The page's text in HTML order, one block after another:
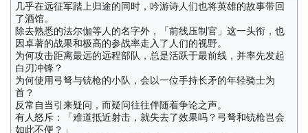
几乎在远征军踏上归途的同时，吟游诗人们也将英雄的故事带回
了酒馆。
除去熟悉的法尔伽等人的名字外，「前线压制官」这一头衔，也
因卓著的战果和极高的参战率走入了人们的视野。
为何攻击距离最远的远程部队，总是活跃于最前线，并率先发起
白刃冲锋？
为何使用弓弩与铳枪的小队，会以一位手持长矛的年轻骑士为
首？
反常自当引来疑问，而疑问往往伴随着争论之声。
有人怒斥：「难道抵近射击，就失去了效果吗？弓弩和铳枪岂会
如此不便？」